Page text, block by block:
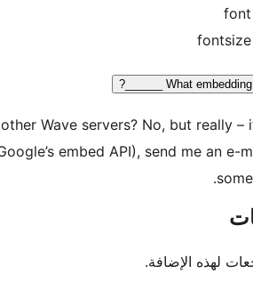
font
fontsize
What embedding
Wave servers? No, but really –
embed API), send me an e-
لهذه الإضافة.